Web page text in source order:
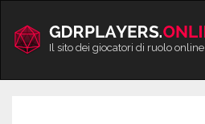
contenutoIl sito dei giocatori di ruolo online